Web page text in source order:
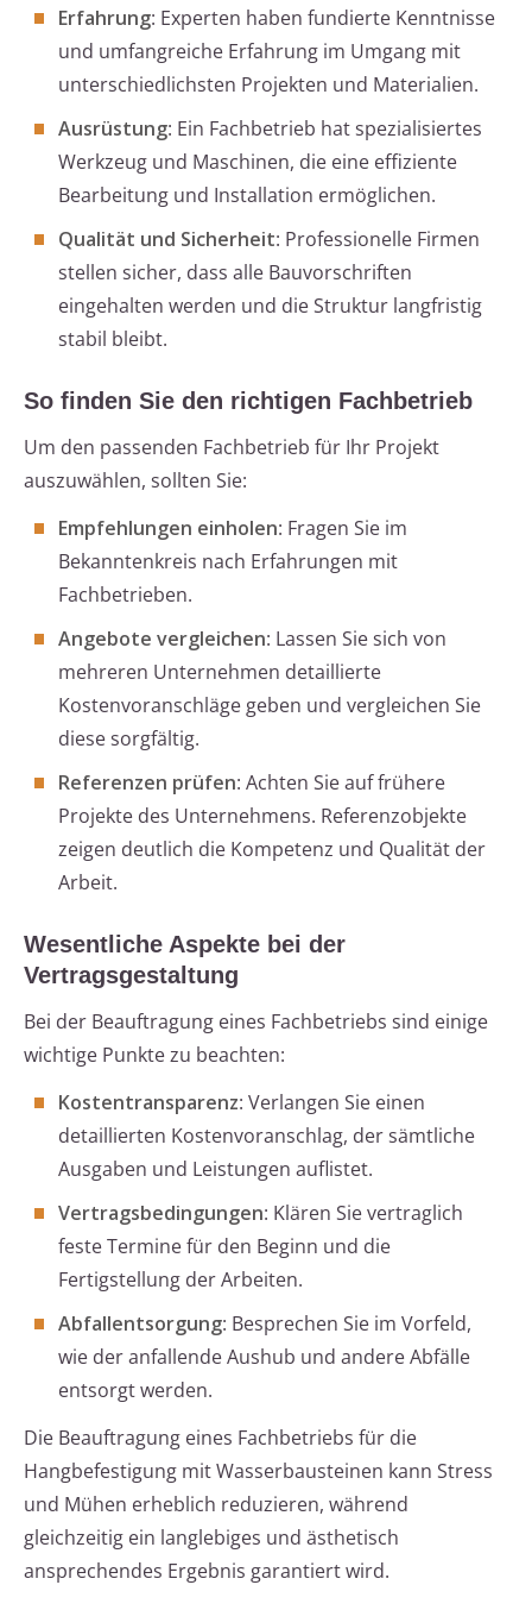
Erfahrung: Experten haben fundierte Kenntnisse
und umfangreiche Erfahrung im Umgang mit
unterschiedlichsten Projekten und Materialien.
Ausrüstung: Ein Fachbetrieb hat spezialisiertes
Werkzeug und Maschinen, die eine effiziente
Bearbeitung und Installation ermöglichen.
Qualität und Sicherheit: Professionelle Firmen
stellen sicher, dass alle Bauvorschriften
eingehalten werden und die Struktur langfristig
stabil bleibt.
So finden Sie den richtigen Fachbetrieb
Um den passenden Fachbetrieb für Ihr Projekt
auszuwählen, sollten Sie:
Empfehlungen einholen: Fragen Sie im
Bekanntenkreis nach Erfahrungen mit
Fachbetrieben.
Angebote vergleichen: Lassen Sie sich von
mehreren Unternehmen detaillierte
Kostenvoranschläge geben und vergleichen Sie
diese sorgfältig.
Referenzen prüfen: Achten Sie auf frühere
Projekte des Unternehmens. Referenzobjekte
zeigen deutlich die Kompetenz und Qualität der
Arbeit.
Wesentliche Aspekte bei der
Vertragsgestaltung
Bei der Beauftragung eines Fachbetriebs sind einige
wichtige Punkte zu beachten:
Kostentransparenz: Verlangen Sie einen
detaillierten Kostenvoranschlag, der sämtliche
Ausgaben und Leistungen auflistet.
Vertragsbedingungen: Klären Sie vertraglich
feste Termine für den Beginn und die
Fertigstellung der Arbeiten.
Abfallentsorgung: Besprechen Sie im Vorfeld,
wie der anfallende Aushub und andere Abfälle
entsorgt werden.
Die Beauftragung eines Fachbetriebs für die
Hangbefestigung mit Wasserbausteinen kann Stress
und Mühen erheblich reduzieren, während
gleichzeitig ein langlebiges und ästhetisch
ansprechendes Ergebnis garantiert wird.